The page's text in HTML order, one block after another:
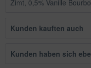
Zimt, 0,5% Vanille
Kunden kauften auch
Kunden haben sich